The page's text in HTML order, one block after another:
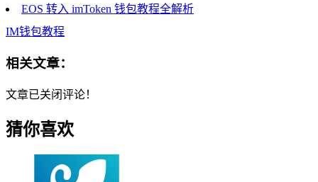
EOS 转入 imToken 钱包教程全解析
IM钱包教程
相关文章：
文章已关闭评论！
猜你喜欢